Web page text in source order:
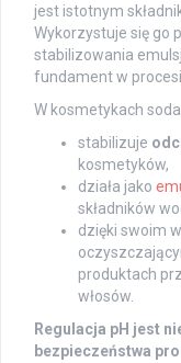
jest istotnym
Wykorzystuje się go
stabilizowania
fundament w
W kosmetykach
stabilizuje
kosmetyków,
działa jako
składników
dzięki swoim
produktach
włosów.
Regulacja pH jest
bezpieczeństwa